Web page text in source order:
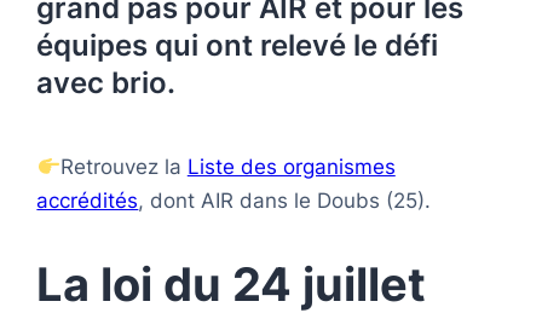
grand pas pour AIR et pour les
équipes qui ont relevé le défi
avec brio.
Retrouvez la Liste des organismes
accrédités, dont AIR dans le Doubs (25).
La loi du 24 juillet